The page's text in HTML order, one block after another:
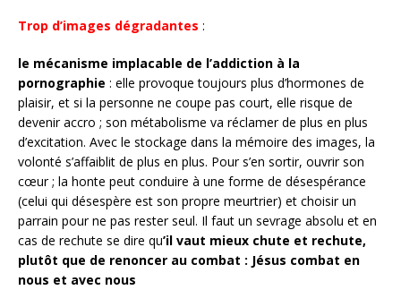
Trop d’images dégradantes :
le mécanisme implacable de l’addiction à la
pornographie : elle provoque toujours plus d’hormones de
plaisir, et si la personne ne coupe pas court, elle risque de
devenir accro ; son métabolisme va réclamer de plus en plus
d’excitation. Avec le stockage dans la mémoire des images, la
volonté s’affaiblit de plus en plus. Pour s’en sortir, ouvrir son
cœur ; la honte peut conduire à une forme de désespérance
(celui qui désespère est son propre meurtrier) et choisir un
parrain pour ne pas rester seul. Il faut un sevrage absolu et en
cas de rechute se dire qu’il vaut mieux chute et rechute,
plutôt que de renoncer au combat : Jésus combat en
nous et avec nous